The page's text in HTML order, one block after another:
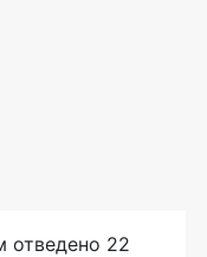
отведено 22